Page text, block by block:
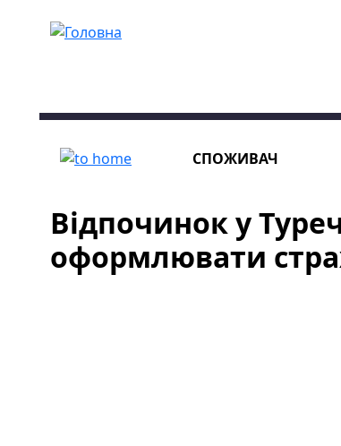
СПОЖИВАЧ
Відпочинок у
оформлювати